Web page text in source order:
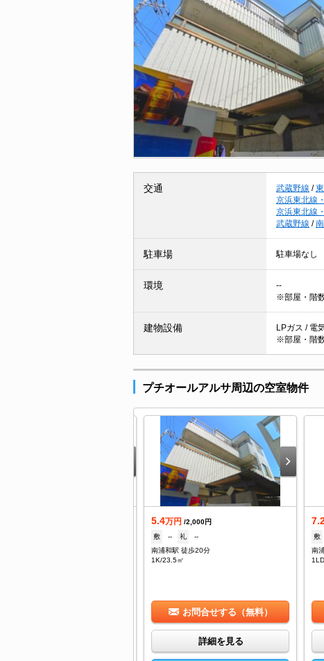
交通 武蔵野線 /
京浜東北線
京浜東北線
武蔵野線 /
駐車場 駐車場なし
環境
--
※部屋・階
建物設備
LPガス / 電
※部屋・階
プチオールアルサ周辺の空室物件
5.4万円 /2,000円
敷
-- 礼
--
南浦和駅 徒歩20分
1K/23.5㎡
お問合せする（無料）
詳細を見る
敷
南